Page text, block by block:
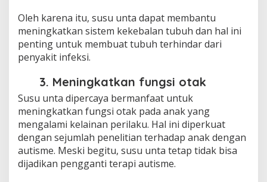
Oleh karena itu, susu unta dapat membantu
meningkatkan sistem kekebalan tubuh dan hal ini
penting untuk membuat tubuh terhindar dari
penyakit infeksi.
3. Meningkatkan fungsi otak
Susu unta dipercaya bermanfaat untuk
meningkatkan fungsi otak pada anak yang
mengalami kelainan perilaku. Hal ini diperkuat
dengan sejumlah penelitian terhadap anak dengan
autisme. Meski begitu, susu unta tetap tidak bisa
dijadikan pengganti terapi autisme.